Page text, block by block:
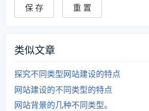
类似文章
探究不同类型网站建设的特点
网站建设的不同类型的特点
网站背景的几种不同类型。